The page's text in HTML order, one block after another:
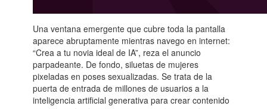
Una ventana emergente que cubre toda la pantalla
aparece abruptamente mientras navego en internet:
“Crea a tu novia ideal de IA”, reza el anuncio
parpadeante. De fondo, siluetas de mujeres
pixeladas en poses sexualizadas. Se trata de la
puerta de entrada de millones de usuarios a la
inteligencia artificial generativa para crear contenido